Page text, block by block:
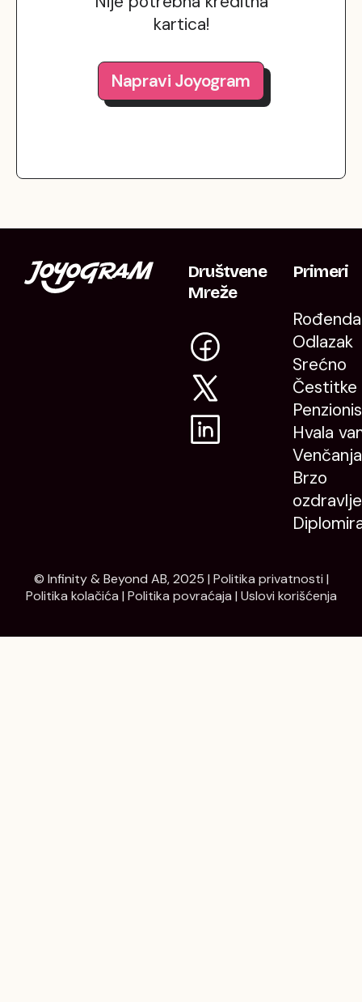
kartica!
Napravi Joyogram
Društvene
Mreže
Primeri
Odlazak
Srećno
Čestitke
Hvala
Venčanja
Brzo
© Infinity & Beyond AB, 2025 | Politika privatnosti |
Politika kolačića | Politika povraćaja | Uslovi korišćenja